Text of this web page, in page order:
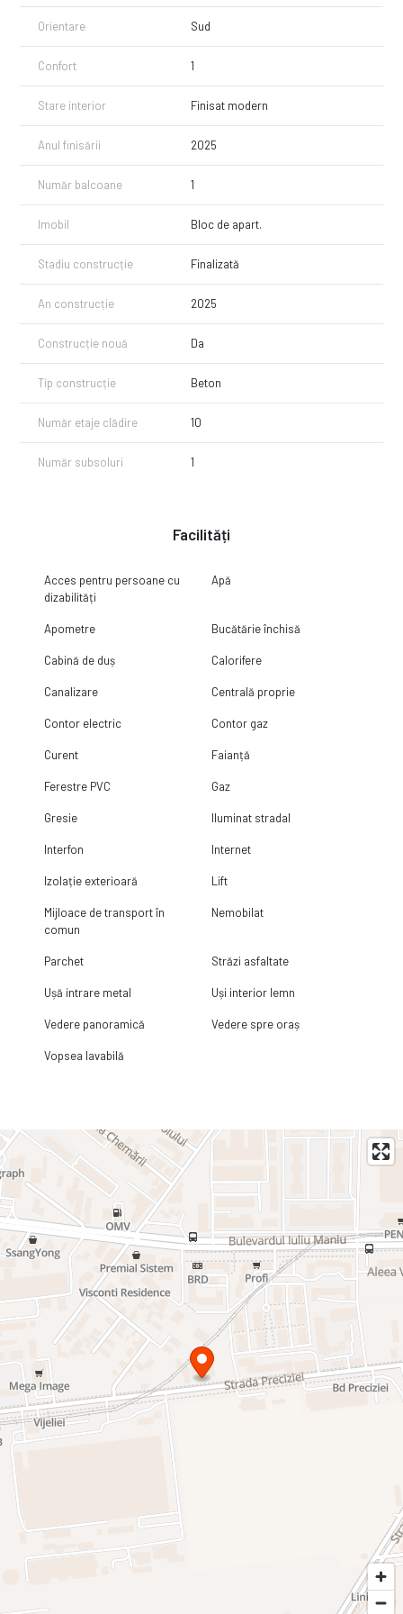
Orientare Sud
Confort 1
Stare interior Finisat modern
Anul finisării 2025
Număr balcoane 1
Imobil Bloc de apart.
Stadiu construcție Finalizată
An construcție 2025
Construcție nouă Da
Tip construcție Beton
Număr etaje clădire 10
Număr subsoluri 1
Facilități
Acces pentru persoane cu
dizabilități
Apă
Apometre Bucătărie închisă
Cabină de duș Calorifere
Canalizare Centrală proprie
Contor electric Contor gaz
Curent Faianță
Ferestre PVC Gaz
Gresie Iluminat stradal
Interfon Internet
Izolație exterioară Lift
Mijloace de transport în
comun
Nemobilat
Parchet Străzi asfaltate
Ușă intrare metal Uși interior lemn
Vedere panoramică Vedere spre oraș
Vopsea lavabilă